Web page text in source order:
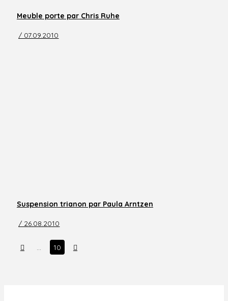
Meuble porte par Chris Ruhe
/ 07.09.2010
Suspension trianon par Paula Arntzen
/ 26.08.2010
Prev … 10 Next